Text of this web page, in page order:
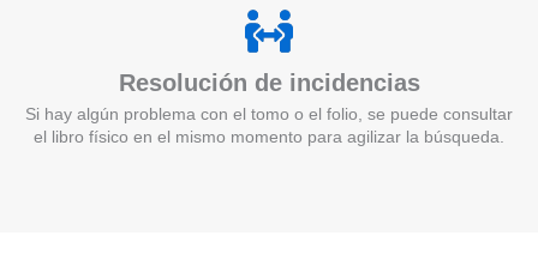
Resolución de incidencias
Si hay algún problema con el tomo o el folio, se puede consultar
el libro físico en el mismo momento para agilizar la búsqueda.